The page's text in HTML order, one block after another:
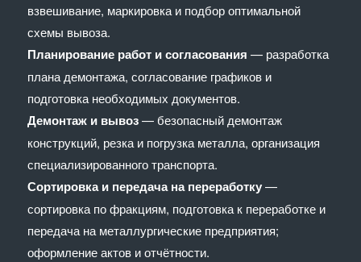
взвешивание, маркировка и подбор оптимальной
схемы вывоза.
Планирование работ и согласования — разработка
плана демонтажа, согласование графиков и
подготовка необходимых документов.
Демонтаж и вывоз— безопасный демонтаж
конструкций, резка и погрузка металла, организация
специализированного транспорта.
Сортировка и передача на переработку—
сортировка по фракциям, подготовка к переработке и
передача на металлургические предприятия;
оформление актов и отчётности.